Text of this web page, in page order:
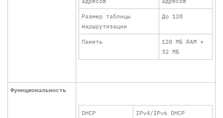
Размер таблицы
маршрутизации
До 128
Память
128 МБ RAM +
32 МБ
Функциональность
DHCP
IPv4/IPv6 DHCP